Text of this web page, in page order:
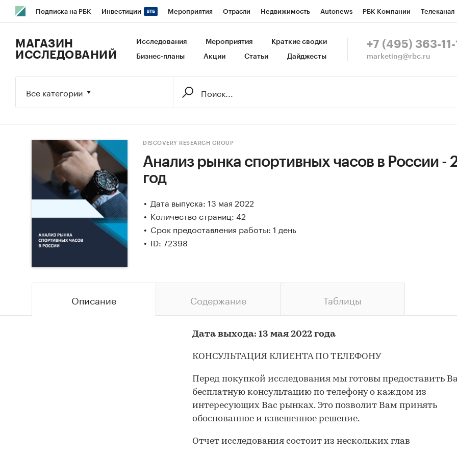
Подписка на РБК Инвестиции Мероприятия Отрасли Недвижимость Autonews РБК Компании Телеканал
Исследования Кредитные рейтинги Франшизы Газета Спецпроекты СПб Конференции СПб Спецпроекты
МАГАЗИН
ИССЛЕДОВАНИЙ
Исследования Мероприятия Краткие сводки
Бизнес-планы Акции Статьи Дайджесты
+7 (495) 363-11-
marketing@rbc.ru
Все категории
DISCOVERY RESEARCH GROUP
Анализ рынка спортивных часов в России -
год
Дата выпуска: 13 мая 2022
Количество страниц: 42
Срок предоставления работы: 1 день
ID: 72398
Описание Содержание Таблицы
Дата выхода: 13 мая 2022 года
КОНСУЛЬТАЦИЯ КЛИЕНТА ПО ТЕЛЕФОНУ
Перед покупкой исследования мы готовы предоставить
бесплатную консультацию по телефону о каждом из
интересующих Вас рынках. Это позволит Вам принять
обоснованное и взвешенное решение.
Отчет исследования состоит из нескольких глав